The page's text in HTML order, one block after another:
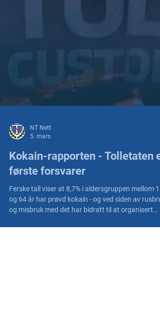
NT Nett
Kokain-rapporten - Tolletaten er
første forsvarer